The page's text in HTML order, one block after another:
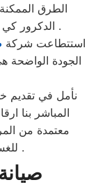
الطرق
الدكرور كي تتوافق مع اعلي معايير الامان و الجودة .
استتطاعت شركة
الجودة الواضحة
نأمل في تقديم
المباشر بنا
معتمدة من
للغسالات في مصر 01154008110 .